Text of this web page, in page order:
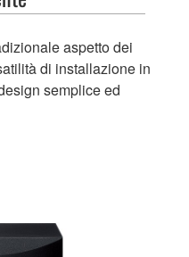
aspetto dei
di installazione in
semplice ed